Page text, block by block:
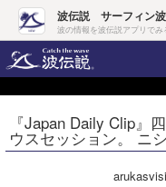
波伝説 サーフィン
波の情報を波伝説アプリでみ
ヘルプ マ
ログイン
『Japan Daily Clip』
ウスセッション。 ニ
Core Surf Japan